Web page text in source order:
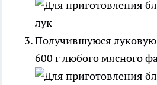
Получившуюся
600 г любого мясного